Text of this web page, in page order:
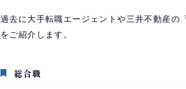
過去に大手転職エージェントや三井不動産の「
をご紹介します。
総合職